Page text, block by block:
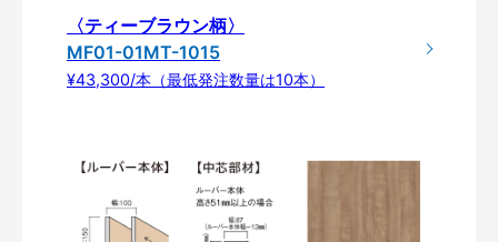
〈ティーブラウン柄〉
MF01-01MT-1015
¥43,300/本（最低発注数量は10本）